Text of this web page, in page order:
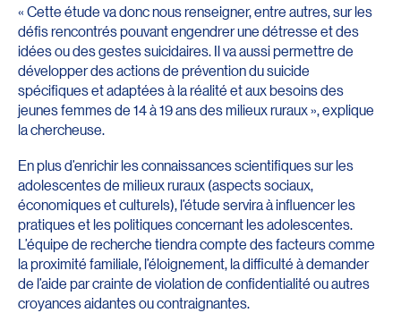
« Cette étude va donc nous renseigner, entre autres, sur les
défis rencontrés pouvant engendrer une détresse et des
idées ou des gestes suicidaires. Il va aussi permettre de
développer des actions de prévention du suicide
spécifiques et adaptées à la réalité et aux besoins des
jeunes femmes de 14 à 19 ans des milieux ruraux », explique
la chercheuse.
En plus d’enrichir les connaissances scientifiques sur les
adolescentes de milieux ruraux (aspects sociaux,
économiques et culturels), l’étude servira à influencer les
pratiques et les politiques concernant les adolescentes.
L’équipe de recherche tiendra compte des facteurs comme
la proximité familiale, l’éloignement, la difficulté à demander
de l’aide par crainte de violation de confidentialité ou autres
croyances aidantes ou contraignantes.